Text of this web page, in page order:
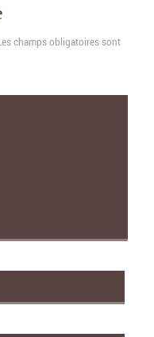
champs obligatoires sont